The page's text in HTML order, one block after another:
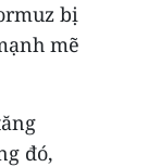
bị
mẽ
đó,